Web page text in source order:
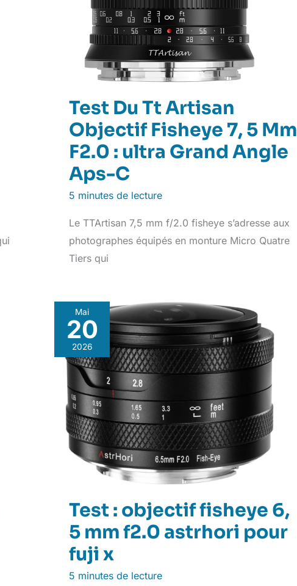
Test Du Tt Artisan
Objectif Fisheye 7, 5 Mm
F2.0 : ultra Grand Angle
Aps-C
5 minutes de lecture
Le TTArtisan 7,5 mm f/2.0 fisheye s’adresse aux
photographes équipés en monture Micro Quatre
Tiers qui
Mai
20
2026
Test : objectif fisheye 6,
5 mm f2.0 astrhori pour
fuji x
5 minutes de lecture